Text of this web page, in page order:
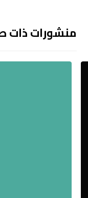
منشورات ذات